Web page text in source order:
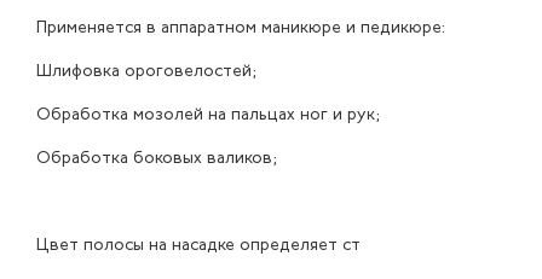
Применяется в аппаратном маникюре и педикюре:
Шлифовка ороговелостей;
Обработка мозолей на пальцах ног и рук;
Обработка боковых валиков;
Цвет полосы на насадке определяет ст